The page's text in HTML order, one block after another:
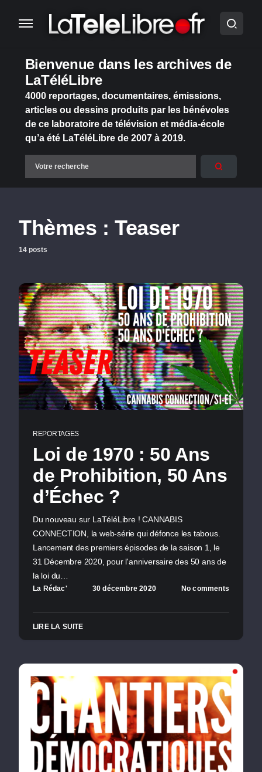
Bienvenue dans les archives de
LaTéléLibre
4000 reportages, documentaires, émissions,
articles ou dessins produits par les bénévoles
de ce laboratoire de télévision et média-école
qu’a été LaTéléLibre de 2007 à 2019.
Thèmes : Teaser
14 posts
REPORTAGES
Loi de 1970 : 50 Ans
de Prohibition, 50 Ans
d’Échec ?
Du nouveau sur LaTéléLibre ! CANNABIS
CONNECTION, la web-série qui défonce les tabous.
Lancement des premiers épisodes de la saison 1, le
31 Décembre 2020, pour l'anniversaire des 50 ans de
la loi du…
La Rédac' 30 décembre 2020 No comments
LIRE LA SUITE